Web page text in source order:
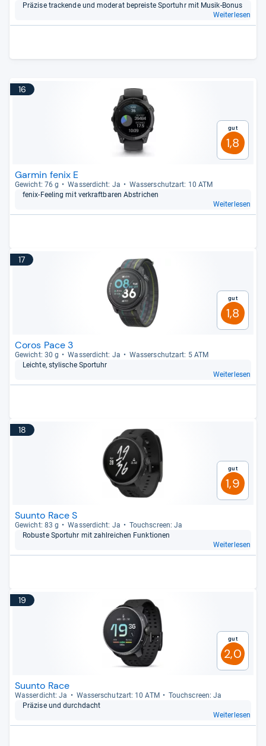
Prä­zise tra­ckende und mode­rat bepreiste Sport­uhr mit Musik-​Bonus
Weiterlesen
16
Gut
1,8
Garmin fenix E
Gewicht: 76 g Was­ser­dicht: Ja
Was­ser­schutz­art: 10 ATM
fenix-​Fee­ling mit ver­kraft­ba­ren Abstri­chen
Weiterlesen
17
Gut
1,8
Coros Pace 3
Gewicht: 30 g Was­ser­dicht: Ja
Was­ser­schutz­art: 5 ATM
Leichte, sty­li­sche Sport­uhr
Weiterlesen
18
Gut
1,9
Suunto Race S
Gewicht: 83 g Was­ser­dicht: Ja
Touch­s­creen: Ja
Robuste Sport­uhr mit zahl­rei­chen Funk­tio­nen
Weiterlesen
19
Gut
2,0
Suunto Race
Was­ser­dicht: Ja Was­ser­schutz­art: 10 ATM
Touch­s­creen: Ja
Prä­zise und durch­dacht
Weiterlesen